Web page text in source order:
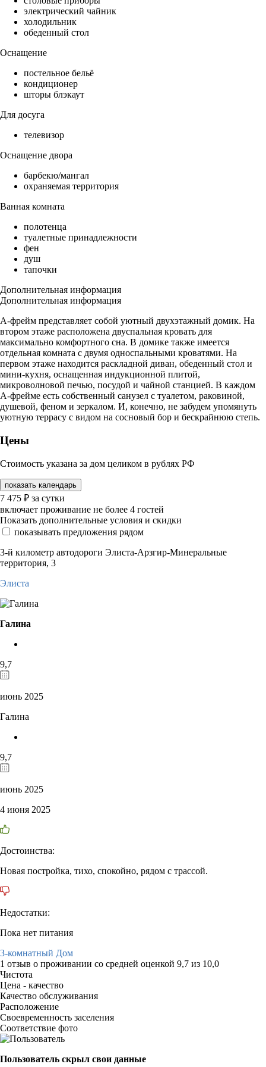
электрический чайник
холодильник
обеденный стол
Оснащение
постельное бельё
кондиционер
шторы блэкаут
Для досуга
телевизор
Оснащение двора
барбекю/мангал
охраняемая территория
Ванная комната
полотенца
туалетные принадлежности
фен
душ
тапочки
Дополнительная информация
Дополнительная информация
А-фрейм представляет собой уютный двухэтажный домик. На
втором этаже расположена двуспальная кровать для
максимально комфортного сна. В домике также имеется
отдельная комната с двумя односпальными кроватями. На
первом этаже находится раскладной диван, обеденный стол и
мини-кухня, оснащенная индукционной плитой,
микроволновой печью, посудой и чайной станцией. В каждом
А-фрейме есть собственный санузел с туалетом, раковиной,
душевой, феном и зеркалом. И, конечно, не забудем упомянуть
уютную террасу с видом на сосновый бор и бескрайнюю степь.
Цены
Стоимость указана за дом целиком в рублях РФ
показать календарь
7 475 ₽ за сутки
включает проживание не более 4 гостей
Показать дополнительные условия и скидки
показывать предложения рядом
3-й километр автодороги Элиста-Арзгир-Минеральные
территория, 3
Элиста
Галина
9,7
июнь 2025
Галина
9,7
июнь 2025
4 июня 2025
Достоинства:
Новая постройка, тихо, спокойно, рядом с трассой.
Недостатки:
Пока нет питания
3-комнатный Дом
1 отзыв о проживании со средней оценкой 9,7 из 10,0
Чистота
Цена - качество
Качество обслуживания
Расположение
Своевременность заселения
Соответствие фото
Пользователь скрыл свои данные